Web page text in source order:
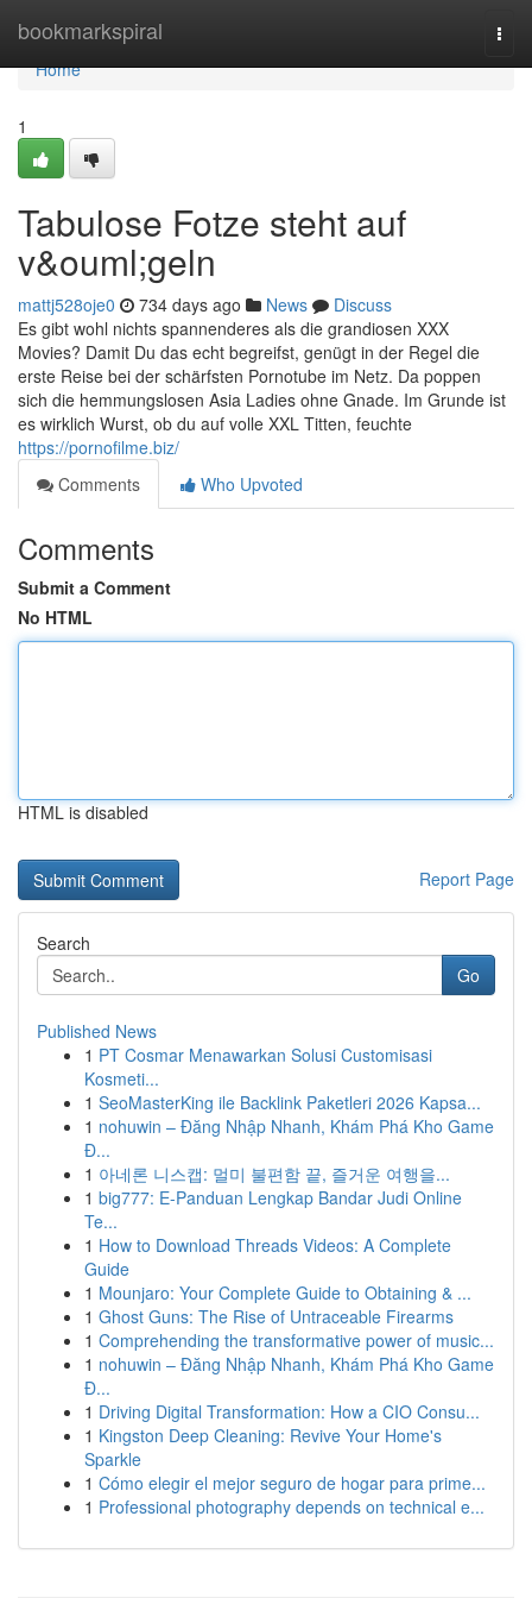
bookmarkspiral
Home
Home
1
Tabulose Fotze steht auf
v&ouml;geln
mattj528oje0 734 days ago News
Discuss
Es gibt wohl nichts spannenderes als die grandiosen XXX
Movies? Damit Du das echt begreifst, genügt in der Regel die
erste Reise bei der schärfsten Pornotube im Netz. Da poppen
sich die hemmungslosen Asia Ladies ohne Gnade. Im Grunde ist
es wirklich Wurst, ob du auf volle XXL Titten, feuchte
https://pornofilme.biz/
Comments
Who Upvoted
Comments
Submit a Comment
No HTML
HTML is disabled
Report Page
Search
Go
Published News
1 PT Cosmar Menawarkan Solusi Customisasi
Kosmeti...
1 SeoMasterKing ile Backlink Paketleri 2026 Kapsa...
1 nohuwin – Đăng Nhập Nhanh, Khám Phá Kho Game
Đ...
1 아네론 니스캡: 멀미 불편함 끝, 즐거운 여행을...
1 big777: E-Panduan Lengkap Bandar Judi Online
Te...
1 How to Download Threads Videos: A Complete
Guide
1 Mounjaro: Your Complete Guide to Obtaining & ...
1 Ghost Guns: The Rise of Untraceable Firearms
1 Comprehending the transformative power of music...
1 nohuwin – Đăng Nhập Nhanh, Khám Phá Kho Game
Đ...
1 Driving Digital Transformation: How a CIO Consu...
1 Kingston Deep Cleaning: Revive Your Home's
Sparkle
1 Cómo elegir el mejor seguro de hogar para prime...
1 Professional photography depends on technical e...